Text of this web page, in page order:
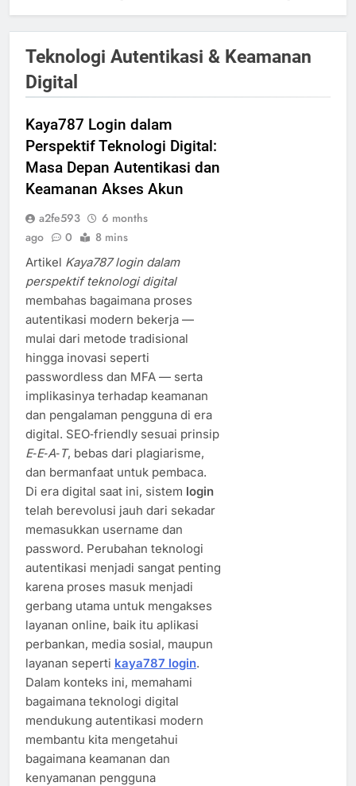
Teknologi Autentikasi & Keamanan
Digital
Kaya787 Login dalam
Perspektif Teknologi Digital:
Masa Depan Autentikasi dan
Keamanan Akses Akun
a2fe593
6 months
ago
0 8 mins
Artikel Kaya787 login dalam
perspektif teknologi digital
membahas bagaimana proses
autentikasi modern bekerja —
mulai dari metode tradisional
hingga inovasi seperti
passwordless dan MFA — serta
implikasinya terhadap keamanan
dan pengalaman pengguna di era
digital. SEO‑friendly sesuai prinsip
E‑E‑A‑T, bebas dari plagiarisme,
dan bermanfaat untuk pembaca.
Di era digital saat ini, sistem login
telah berevolusi jauh dari sekadar
memasukkan username dan
password. Perubahan teknologi
autentikasi menjadi sangat penting
karena proses masuk menjadi
gerbang utama untuk mengakses
layanan online, baik itu aplikasi
perbankan, media sosial, maupun
layanan seperti kaya787 login.
Dalam konteks ini, memahami
bagaimana teknologi digital
mendukung autentikasi modern
membantu kita mengetahui
bagaimana keamanan dan
kenyamanan pengguna